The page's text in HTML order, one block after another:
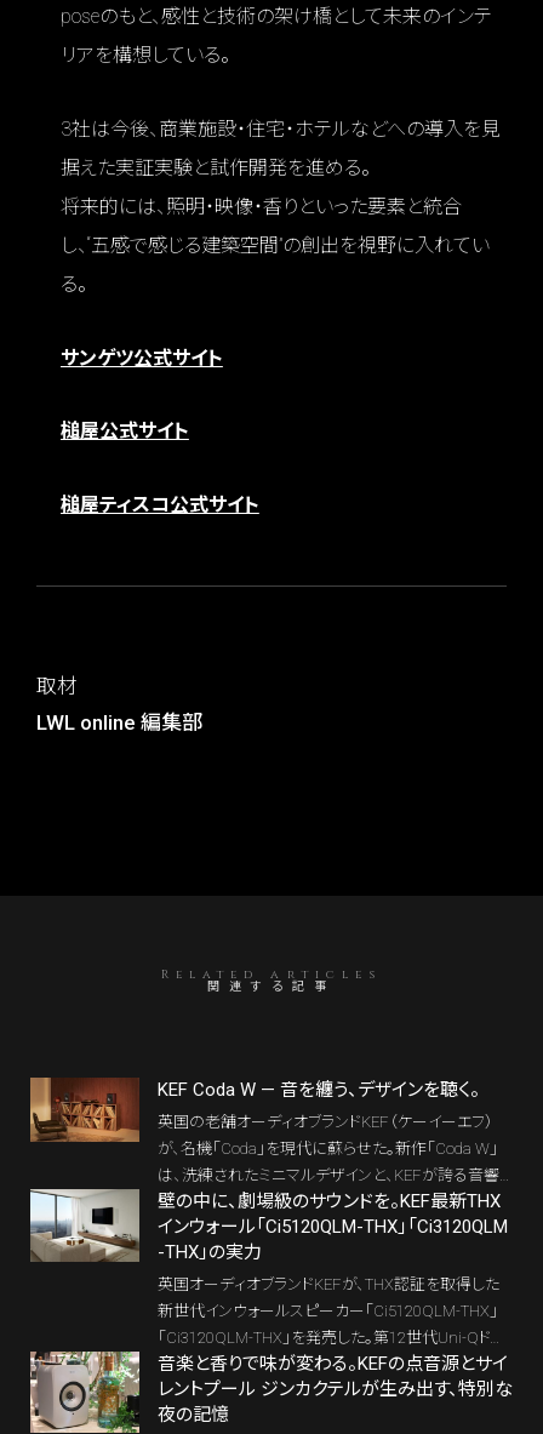
poseのもと、感性と技術の架け橋として未来のインテ
リアを構想している。
3社は今後、商業施設・住宅・ホテルなどへの導入を見
据えた実証実験と試作開発を進める。
将来的には、照明・映像・香りといった要素と統合
し、“五感で感じる建築空間”の創出を視野に入れてい
る。
サンゲツ公式サイト
槌屋公式サイト
槌屋ティスコ公式サイト
取材
LWL online 編集部
Related articles
関連する記事
KEF Coda W — 音を纏う、デザインを聴く。
英国の老舗オーディオブランドKEF（ケーイーエフ）
が、名機「Coda」を現代に蘇らせた。新作「Coda W」
は、洗練されたミニマルデザインと、KEFが誇る音響
工学の粋を融合したオールインワン・スピーカー。ア
ナログレコードの温もりから最新ストリーミングまで、
すべての音が上質なインテリアとして息づく。
壁の中に、劇場級のサウンドを。KEF最新THX
インウォール「Ci5120QLM-THX」「Ci3120QLM
-THX」の実力
英国オーディオブランドKEFが、THX認証を取得した
新世代インウォールスピーカー「Ci5120QLM-THX」
「Ci3120QLM-THX」を発売した。第12世代Uni-Qドラ
イバーとMAT（メタマテリアル吸収技術）を搭載し、埋
込型ながらトールボーイに迫る高音質を実現。海外
で一般化するホームシアターの“インウォール化”を日
音楽と香りで味が変わる。KEFの点音源とサイ
レントプール ジンカクテルが生み出す、特別な
夜の記憶